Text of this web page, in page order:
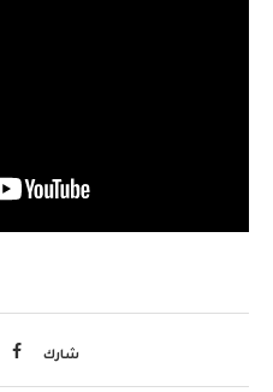
شارك